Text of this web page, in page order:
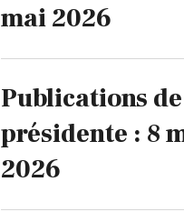
mai 2026
Publications
présidente : 8
2026